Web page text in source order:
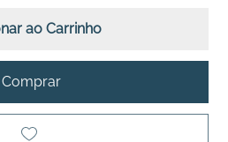
ao Carrinho
Comprar